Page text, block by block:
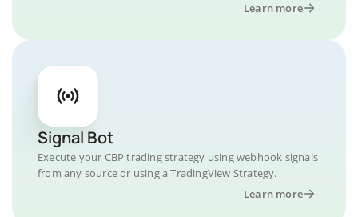
Learn more
Signal Bot
Execute your CBP trading strategy using webhook signals
from any source or using a TradingView Strategy.
Learn more